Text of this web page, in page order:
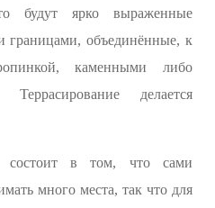
будут ярко выраженные
границами, объединённые, к
каменными либо
делается
состоит в том, что сами
много места, так что для